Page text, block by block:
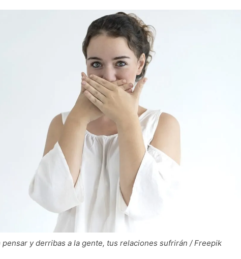
pensar y derribas a la gente, tus relaciones sufrirán / Freepik